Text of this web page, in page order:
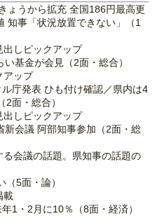
ょうから拡充 全国186円最高更
知事「状況放置できない」（1
しピックアップ
基金が会見（2面・総合）
アップ
庁発表 ひも付け確認／県内は4
面・総合）
しピックアップ
会議 阿部知事参加（2面・総
会議の話題。県知事の話題の
5面・論）
載
1・2月に10％（8面・経済）